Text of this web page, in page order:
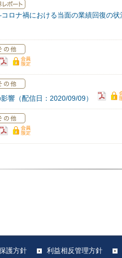
ロナ禍における当面の業績回復の
響（配信日：2020/09/09）
護方針 利益相反管理方針